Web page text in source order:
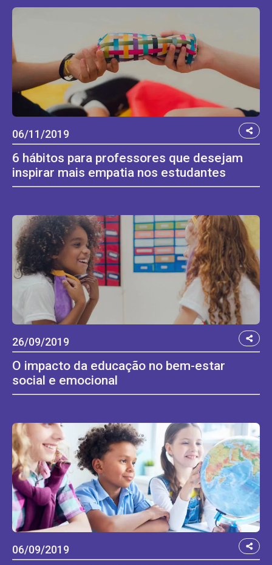
06/11/2019
6 hábitos para professores que desejam
inspirar mais empatia nos estudantes
26/09/2019
O impacto da educação no bem-estar
social e emocional
06/09/2019